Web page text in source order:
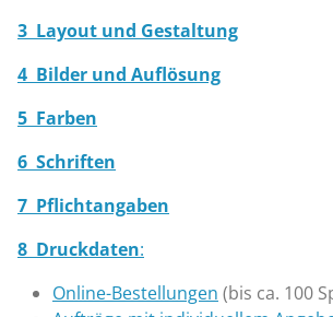
3 Layout und Gestaltung
4 Bilder und Auflösung
5 Farben
6 Schriften
7 Pflichtangaben
8 Druckdaten:
Online-Bestellungen (bis ca. 100